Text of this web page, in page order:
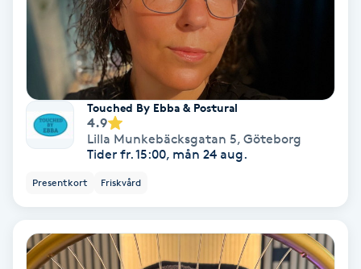
Skäggfärgning
Skäggklippning
Skäggtrimmning
Sockring
Touched By Ebba & Postural
4.9
Lilla Munkebäcksgatan 5, Göteborg
Tider fr. 15:00, mån 24 aug.
Presentkort Friskvård